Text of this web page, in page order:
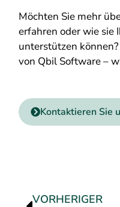
Möchten Sie mehr
erfahren oder wie sie
unterstützen
von Qbil Software –
Kontaktieren Sie
VORHERIGER